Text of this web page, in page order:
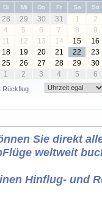
Di Mi Do Fr Sa So
28 29 30 31 1
2
4 5 6 7 8
9
11 12 13 14 15
16
18 19 20 21 22
23
25 26 27 28 29
30
1 2 3 4 5 6
Rückflug
Sie direkt
weltweit
Hinflug- und